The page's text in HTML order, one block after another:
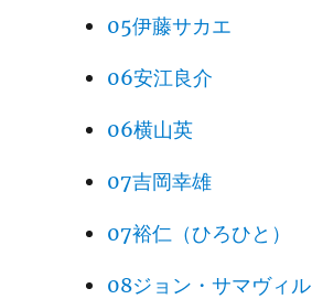
05伊藤サカエ
06安江良介
06横山英
07吉岡幸雄
07裕仁（ひろひと）
08ジョン・サマヴィル